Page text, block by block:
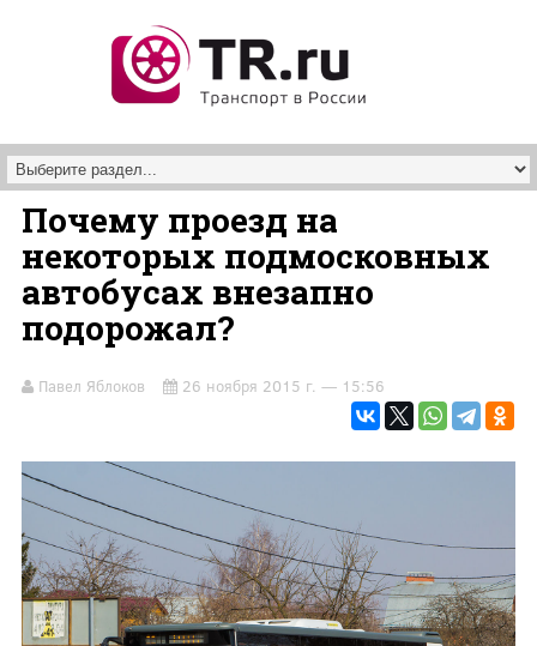
Почему проезд на
некоторых подмосковных
автобусах внезапно
подорожал?
Павел Яблоков 26 ноября 2015 г. — 15:56